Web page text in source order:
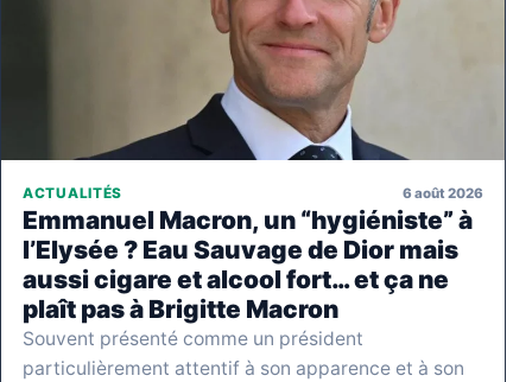
ACTUALITÉS 6 août 2026
Emmanuel Macron, un “hygiéniste” à
l’Elysée ? Eau Sauvage de Dior mais
aussi cigare et alcool fort… et ça ne
plaît pas à Brigitte Macron
Souvent présenté comme un président
particulièrement attentif à son apparence et à son